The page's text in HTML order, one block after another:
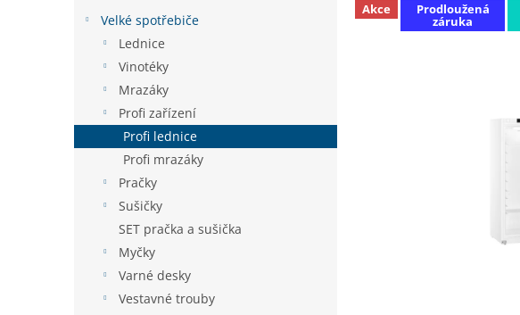
a
n
Velké spotřebiče
Lednice
Vinotéky
Mrazáky
Profi zařízení
Profi lednice
Profi mrazáky
Pračky
Sušičky
SET pračka a sušička
Myčky
Varné desky
Vestavné trouby
Akce Prodloužená
záruka